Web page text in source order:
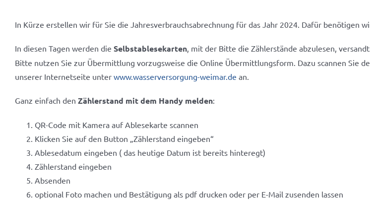
In Kürze erstellen wir für Sie die Jahresverbrauchsabrechnung für das Jahr 2024. Dafür benötigen
In diesen Tagen werden die Selbstablesekarten, mit der Bitte die Zählerstände abzulesen,
Bitte nutzen Sie zur Übermittlung vorzugsweise die Online Übermittlungsform. Dazu scannen Sie
unserer Internetseite unter www.wasserversorgung-weimar.de an.
Ganz einfach den Zählerstand mit dem Handy melden:
QR-Code mit Kamera auf Ablesekarte scannen
Klicken Sie auf den Button „Zählerstand eingeben“
Ablesedatum eingeben ( das heutige Datum ist bereits hinteregt)
Zählerstand eingeben
Absenden
optional Foto machen und Bestätigung als pdf drucken oder per E-Mail zusenden lassen